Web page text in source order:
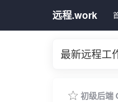
远程.work
最新远程工
初级后端